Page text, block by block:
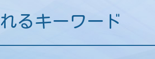
るキーワード